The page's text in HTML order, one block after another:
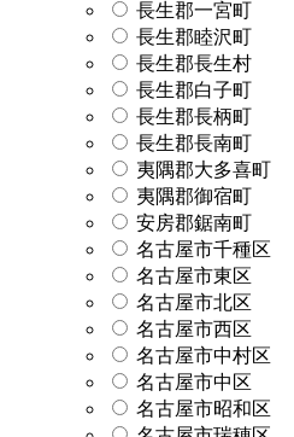
長生郡一宮町
長生郡睦沢町
長生郡長生村
長生郡白子町
長生郡長柄町
長生郡長南町
夷隅郡大多喜町
夷隅郡御宿町
安房郡鋸南町
名古屋市千種区
名古屋市東区
名古屋市北区
名古屋市西区
名古屋市中村区
名古屋市中区
名古屋市昭和区